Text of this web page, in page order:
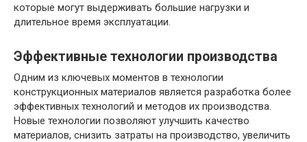
которые могут выдерживать большие нагрузки и
длительное время эксплуатации.
Эффективные технологии производства
Одним из ключевых моментов в технологии
конструкционных материалов является разработка более
эффективных технологий и методов их производства.
Новые технологии позволяют улучшить качество
материалов, снизить затраты на производство, увеличить